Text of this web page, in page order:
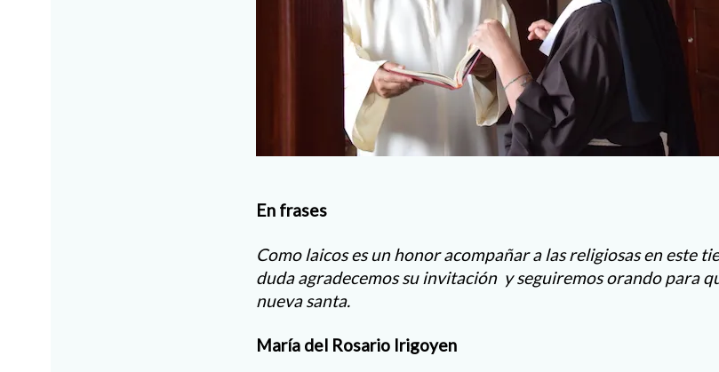
En frases
Como laicos es un honor acompañar a las religiosas en este
duda agradecemos su invitación y seguiremos orando para
nueva santa.
María del Rosario Irigoyen